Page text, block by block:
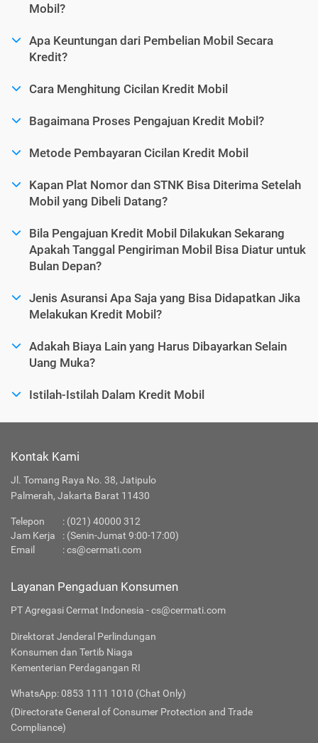
Mobil?
Apa Keuntungan dari Pembelian Mobil Secara
Kredit?
Cara Menghitung Cicilan Kredit Mobil
Bagaimana Proses Pengajuan Kredit Mobil?
Metode Pembayaran Cicilan Kredit Mobil
Kapan Plat Nomor dan STNK Bisa Diterima Setelah
Mobil yang Dibeli Datang?
Bila Pengajuan Kredit Mobil Dilakukan Sekarang
Apakah Tanggal Pengiriman Mobil Bisa Diatur untuk
Bulan Depan?
Jenis Asuransi Apa Saja yang Bisa Didapatkan Jika
Melakukan Kredit Mobil?
Adakah Biaya Lain yang Harus Dibayarkan Selain
Uang Muka?
Istilah-Istilah Dalam Kredit Mobil
Kontak Kami
Jl. Tomang Raya No. 38, Jatipulo
Palmerah, Jakarta Barat 11430
Telepon : (021) 40000 312
Jam Kerja
: (Senin-Jumat 9:00-17:00)
Email
:cs@cermati.com
Layanan Pengaduan Konsumen
PT Agregasi Cermat Indonesia - cs@cermati.com
Direktorat Jenderal Perlindungan
Konsumen dan Tertib Niaga
Kementerian Perdagangan RI
WhatsApp: 0853 1111 1010 (Chat Only)
(Directorate General of Consumer Protection and Trade
Compliance)